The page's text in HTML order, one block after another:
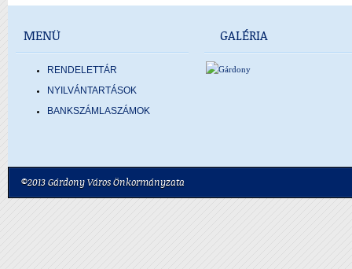
MENÜ
RENDELETTÁR
NYILVÁNTARTÁSOK
BANKSZÁMLASZÁMOK
GALÉRIA
©2013 Gárdony Város Önkormányzata